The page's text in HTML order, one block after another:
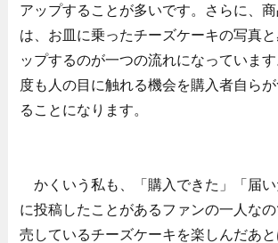
アップすることが多いです。さらに、
は、お皿に乗ったチーズケーキの写真
ップするのが一つの流れになっていま
度も人の目に触れる機会を購入者自ら
ることになります。
かくいう私も、「購入できた」「届
に投稿したことがあるファンの一人な
売しているチーズケーキを楽しんだあ